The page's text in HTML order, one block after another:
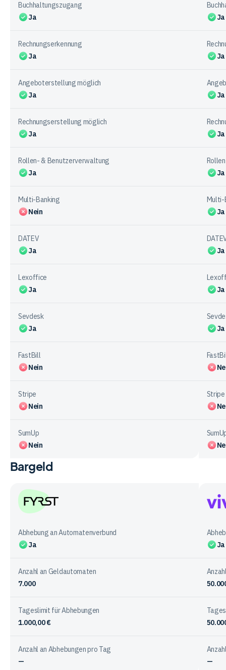
Buchhaltungszugang
Ja
Ja
Rechnungserkennung
Ja
Ja
Angeboterstellung möglich
Ja
Ja
Rechnungserstellung möglich
Ja
Ja
Rollen- & Benutzerverwaltung
Ja
Ja
Multi-Banking
Nein
Multi-
Ja
DATEV
Ja
Ja
Lexoffice
Ja
Ja
Sevdesk
Ja
Ja
FastBill
Nein
Stripe
Nein
Stripe
SumUp
Nein
Vergleichstabelle
Funktionen
den
Bargeld
FYRST
Abhebung an Automatenverbund
Ja
Ja
Anzahl an Geldautomaten
7.000
Tageslimit für Abhebungen
1.000,00 €
Anzahl an Abhebungen pro Tag
—
—